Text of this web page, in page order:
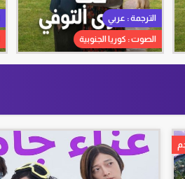
الترجمة : عربي
الصوت : كوريا الجنوبية